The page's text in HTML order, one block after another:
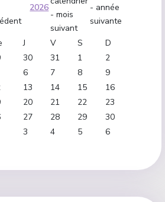
2026
J V S
D
30 31 1
2
6 7 8
9
13 14 15
16
20 21 22
23
27 28 29
30
3 4 5 6